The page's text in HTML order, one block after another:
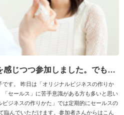
感じつつ参加しました。でも…
です。 昨日は「オリジナルビジネスの作りか
「セールス」に苦手意識がある方も多いと思い
ビジネスの作りかた」では定期的にセールスの
臨んでいただけます。参加者さんからはこん